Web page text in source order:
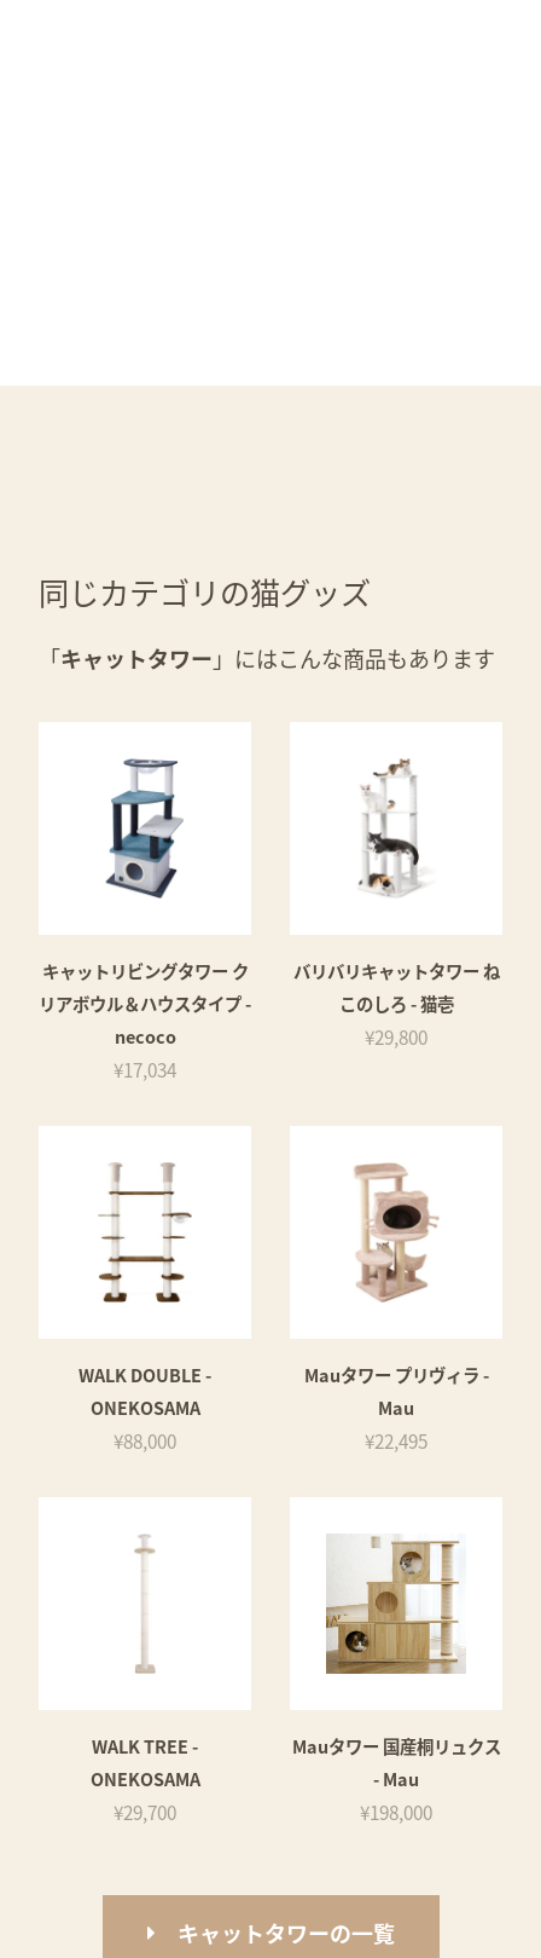
同じカテゴリの猫グッズ
「キャットタワー 」にはこんな商品もあります
キャットリビングタワー ク
リアボウル＆ハウスタイプ -
necoco
¥17,034
バリバリキャットタワー ね
このしろ - 猫壱
¥29,800
WALK DOUBLE -
ONEKOSAMA
¥88,000
Mauタワー プリヴィラ -
Mau
¥22,495
WALK TREE -
ONEKOSAMA
¥29,700
Mauタワー 国産桐リュクス
- Mau
¥198,000
キャットタワーの一覧